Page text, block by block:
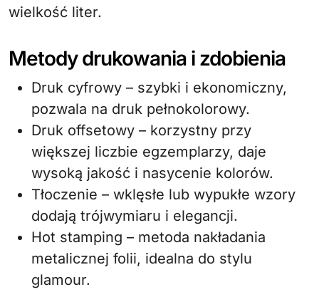
wielkość liter.
Metody drukowania i zdobienia
Druk cyfrowy – szybki i ekonomiczny,
pozwala na druk pełnokolorowy.
Druk offsetowy – korzystny przy
większej liczbie egzemplarzy, daje
wysoką jakość i nasycenie kolorów.
Tłoczenie – wklęsłe lub wypukłe wzory
dodają trójwymiaru i elegancji.
Hot stamping – metoda nakładania
metalicznej folii, idealna do stylu
glamour.